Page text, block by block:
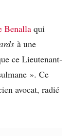
Benalla qui
à une
ce Lieutenant-
». Ce
avocat, radié